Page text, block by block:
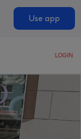
Use app
LOGIN